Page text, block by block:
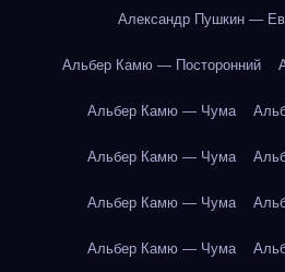
Александр Пушкин —
Альбер Камю — Посторонний
Альбер Камю — Чума
Альбер Камю — Чума
Альбер Камю — Чума
Альбер Камю — Чума